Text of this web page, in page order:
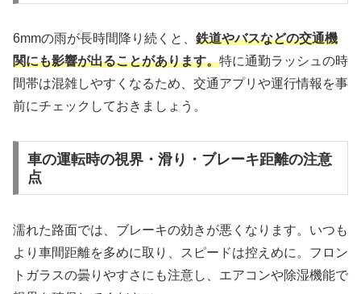
6mmの雨が長時間降り続くと、 鉄道やバスなどの交通機
関にも影響が出ることがあります。特に通勤ラッシュの時
間帯は混雑しやすくなるため、交通アプリや運行情報を事
前にチェックしておきましょう。
車の運転時の視界・滑り・ブレーキ距離の注意
点
濡れた路面では、ブレーキの効きが悪くなります。いつも
より車間距離を多めに取り、スピードは控えめに。フロン
トガラスの曇りやすさにも注意し、エアコンや除湿機能で